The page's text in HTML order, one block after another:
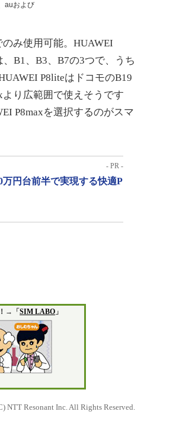
auおよび
み使用可能。HUAWEI
B1、B3、B7の3つで、うち
P8liteはドコモのB19
り広範囲で使えそうです
P8maxを選択するのがスマ
- PR -
万円台前半で実現する快適P
→「SIM LABO 」
NTT Resonant Inc. All Rights Reserved.